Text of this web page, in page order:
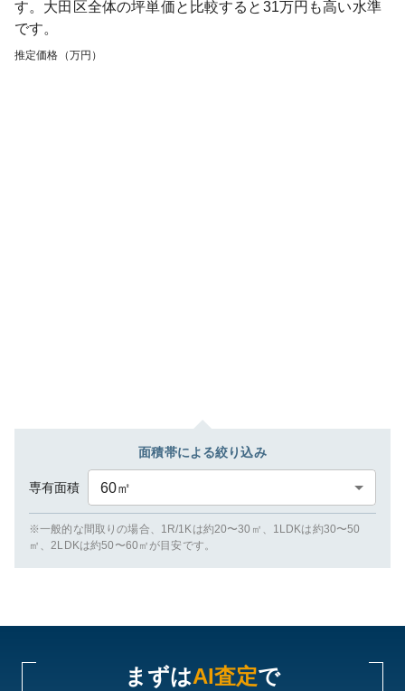
す。 大田区全体の坪単価と比較すると 31万円も高い水準
です。
推定価格（万円）
面積帯による絞り込み
専有面積 60㎡
※一般的な間取りの場合、1R/1Kは約20〜30㎡、1LDKは約30〜50
㎡、2LDKは約50〜60㎡が目安です。
まずはAI査定で